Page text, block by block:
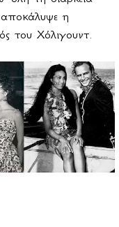
η
του Χόλιγουντ.